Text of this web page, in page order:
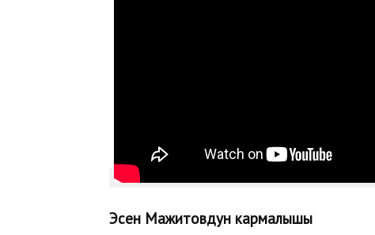
Эсен Мажитовдун кармалышы